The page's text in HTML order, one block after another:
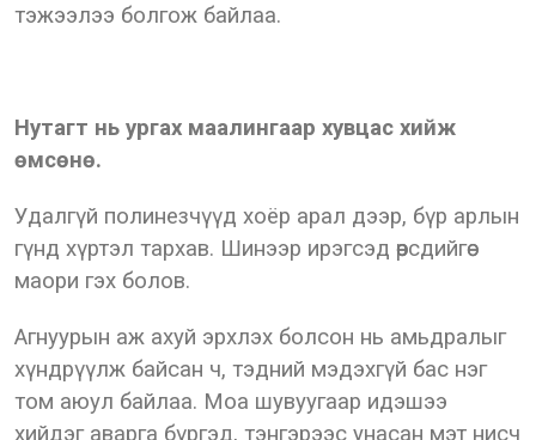
тэжээлээ болгож байлаа.
Нутагт нь ургах маалингаар хувцас хийж
өмсөнө.
Удалгүй полинезчүүд хоёр арал дээр, бүр арлын
гүнд хүртэл тархав. Шинээр ирэгсэд өөрсдийгөө
маори гэх болов.
Агнуурын аж ахуй эрхлэх болсон нь амьдралыг
хүндрүүлж байсан ч, тэдний мэдэхгүй бас нэг
том аюул байлаа. Моа шувуугаар идэшээ
хийдэг аварга бүргэд, тэнгэрээс унасан мэт нисч